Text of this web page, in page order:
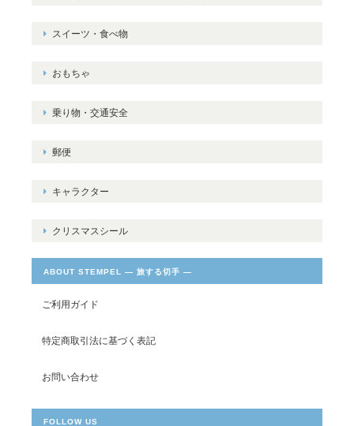
スイーツ・食べ物
おもちゃ
乗り物・交通安全
郵便
キャラクター
クリスマスシール
ABOUT STEMPEL ― 旅する切手 ―
ご利用ガイド
特定商取引法に基づく表記
お問い合わせ
FOLLOW US